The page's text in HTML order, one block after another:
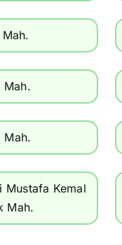
Mah.
Mah.
Mustafa Kemal
Mah.